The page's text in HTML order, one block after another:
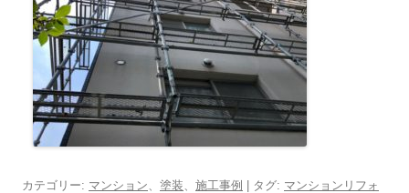
カテゴリー: マンション 塗装 施工事例 | タグ: マンションリフォ